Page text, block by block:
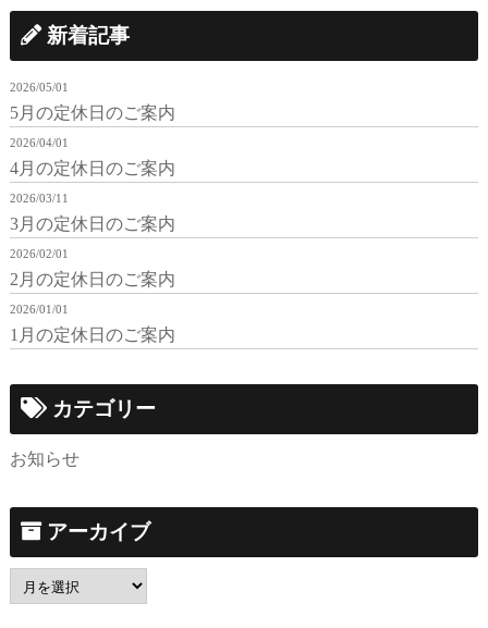
新着記事
2026/05/01
5月の定休日のご案内
2026/04/01
4月の定休日のご案内
2026/03/11
3月の定休日のご案内
2026/02/01
2月の定休日のご案内
2026/01/01
1月の定休日のご案内
カテゴリー
お知らせ
アーカイブ